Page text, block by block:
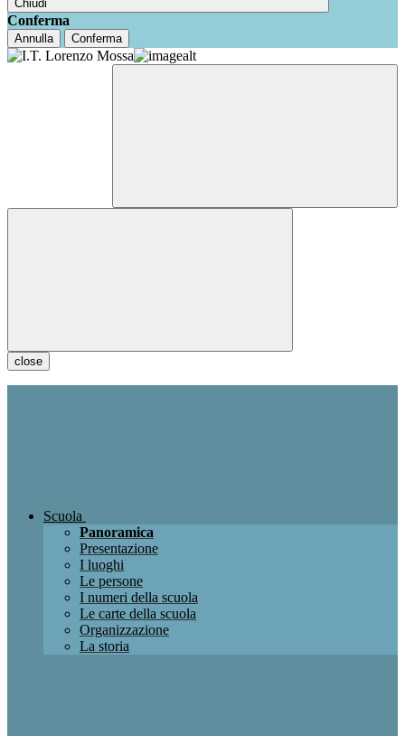
Chiudi
Conferma
Annulla Conferma
close
Scuola
Panoramica
Presentazione
I luoghi
Le persone
I numeri della scuola
Le carte della scuola
Organizzazione
La storia